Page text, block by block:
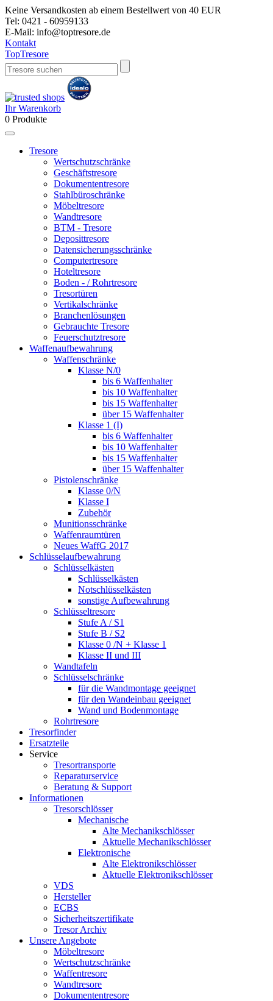
Keine Versandkosten ab einem Bestellwert von 40 EUR
Tel: 0421 - 60959133
E-Mail: info@toptresore.de
Kontakt
TopTresore
Ihr Warenkorb
0 Produkte
Tresore
Wertschutzschränke
Geschäftstresore
Dokumententresore
Stahlbüroschränke
Möbeltresore
Wandtresore
BTM - Tresore
Deposittresore
Datensicherungsschränke
Computertresore
Hoteltresore
Boden - / Rohrtresore
Tresortüren
Vertikalschränke
Branchenlösungen
Gebrauchte Tresore
Feuerschutztresore
Waffenaufbewahrung
Waffenschränke
Klasse N/0
bis 6 Waffenhalter
bis 10 Waffenhalter
bis 15 Waffenhalter
über 15 Waffenhalter
Klasse 1 (I)
bis 6 Waffenhalter
bis 10 Waffenhalter
bis 15 Waffenhalter
über 15 Waffenhalter
Pistolenschränke
Klasse 0/N
Klasse I
Zubehör
Munitionsschränke
Waffenraumtüren
Neues WaffG 2017
Schlüsselaufbewahrung
Schlüsselkästen
Schlüsselkästen
Notschlüsselkästen
sonstige Aufbewahrung
Schlüsseltresore
Stufe A / S1
Stufe B / S2
Klasse 0 /N + Klasse 1
Klasse II und III
Wandtafeln
Schlüsselschränke
für die Wandmontage geeignet
für den Wandeinbau geeignet
Wand und Bodenmontage
Rohrtresore
Tresorfinder
Ersatzteile
Service
Tresortransporte
Reparaturservice
Beratung & Support
Informationen
Tresorschlösser
Mechanische
Alte Mechanikschlösser
Aktuelle Mechanikschlösser
Elektronische
Alte Elektronikschlösser
Aktuelle Elektronikschlösser
VDS
Hersteller
ECBS
Sicherheitszertifikate
Tresor Archiv
Unsere Angebote
Möbeltresore
Wertschutzschränke
Waffentresore
Wandtresore
Dokumententresore